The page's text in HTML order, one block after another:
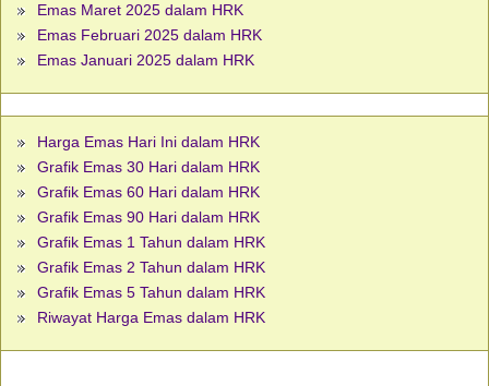
Emas Maret 2025 dalam HRK
Emas Februari 2025 dalam HRK
Emas Januari 2025 dalam HRK
Harga Emas Hari Ini dalam HRK
Grafik Emas 30 Hari dalam HRK
Grafik Emas 60 Hari dalam HRK
Grafik Emas 90 Hari dalam HRK
Grafik Emas 1 Tahun dalam HRK
Grafik Emas 2 Tahun dalam HRK
Grafik Emas 5 Tahun dalam HRK
Riwayat Harga Emas dalam HRK